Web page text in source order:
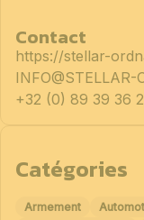
Contact
https://stellar-
INFO@STELLAR-
+32 (0) 89 39 36
Catégories
Armement